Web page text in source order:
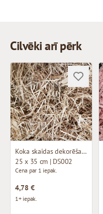
Cilvēki arī pērk
Koka skaidas dekorēšanai
25 x 35 cm | DS002
Cena par 1 iepak.
4,78 €
1+ iepak.